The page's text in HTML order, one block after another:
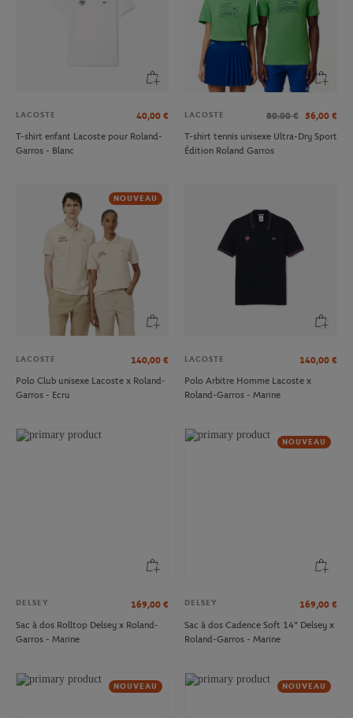
LACOSTE 40,00 €
T-shirt enfant Lacoste pour Roland-
Garros - Blanc
LACOSTE 80.00 € 56,00 €
T-shirt tennis unisexe Ultra-Dry Sport
Édition Roland Garros
NOUVEAU
LACOSTE 140,00 €
Polo Club unisexe Lacoste x Roland-
Garros - Ecru
LACOSTE 140,00 €
Polo Arbitre Homme Lacoste x
Roland-Garros - Marine
DELSEY 169,00 €
Sac à dos Rolltop Delsey x Roland-
Garros - Marine
NOUVEAU
DELSEY 169,00 €
Sac à dos Cadence Soft 14" Delsey x
Roland-Garros - Marine
NOUVEAU NOUVEAU